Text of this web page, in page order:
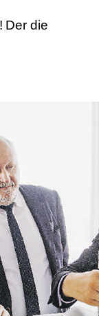
Der die